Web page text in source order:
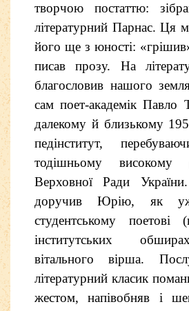
творчою постаттю:
літературний Парнас. Ця
його ще з юності:
писав прозу. На
благословив нашого
сам поет-академік Павло
далекому й близькому
педінститут,
тодішньому високому
Верховної Ради
доручив Юрію, як
студентському поетові
інститутських
вітального вірша.
літературний класик
жестом, напівобняв і